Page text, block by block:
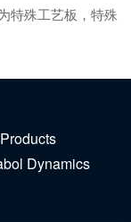
特殊工艺板，特殊
Products
Dynamics